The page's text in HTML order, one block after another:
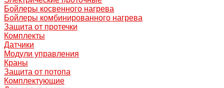
Бойлеры косвенного нагрева
Бойлеры комбинированного нагрева
Защита от протечки
Комплекты
Датчики
Модули управления
Краны
Защита от потопа
Комплектующие